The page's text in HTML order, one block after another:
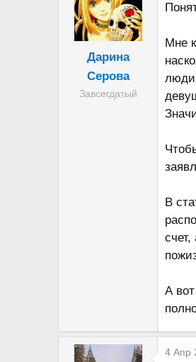
Дарина
Серова
Завсегдатый
Мне
люди
В
А
4 Апр